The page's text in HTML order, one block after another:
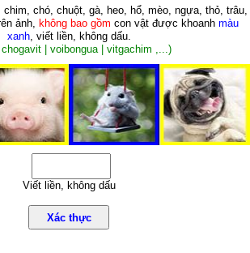
chim, chó, chuột, gà, heo, hổ, mèo, ngựa, thỏ, trâu,
ảnh, không bao gồm con vật được khoanh màu
xanh, viết liền, không dấu.
| voibongua | vitgachim ,...)
Viết liền, không dấu
Xác thực